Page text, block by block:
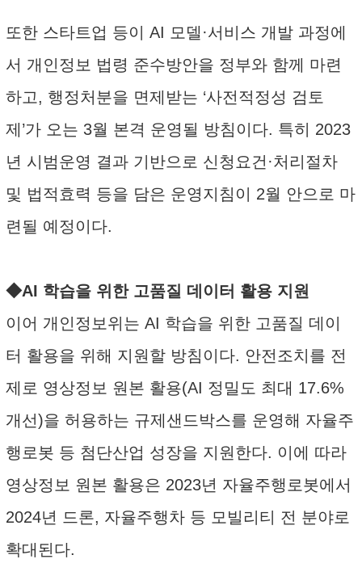
또한 스타트업 등이 AI 모델·서비스 개발 과정에
서 개인정보 법령 준수방안을 정부와 함께 마련
하고, 행정처분을 면제받는 ‘사전적정성 검토
제’가 오는 3월 본격 운영될 방침이다. 특히 2023
년 시범운영 결과 기반으로 신청요건·처리절차
및 법적효력 등을 담은 운영지침이 2월 안으로 마
련될 예정이다.
◆AI 학습을 위한 고품질 데이터 활용 지원
이어 개인정보위는 AI 학습을 위한 고품질 데이
터 활용을 위해 지원할 방침이다. 안전조치를 전
제로 영상정보 원본 활용(AI 정밀도 최대 17.6%
개선)을 허용하는 규제샌드박스를 운영해 자율주
행로봇 등 첨단산업 성장을 지원한다. 이에 따라
영상정보 원본 활용은 2023년 자율주행로봇에서
2024년 드론, 자율주행차 등 모빌리티 전 분야로
확대된다.